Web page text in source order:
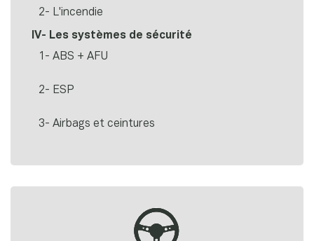
2- L'incendie
IV- Les systèmes de sécurité
1- ABS + AFU
2- ESP
3- Airbags et ceintures